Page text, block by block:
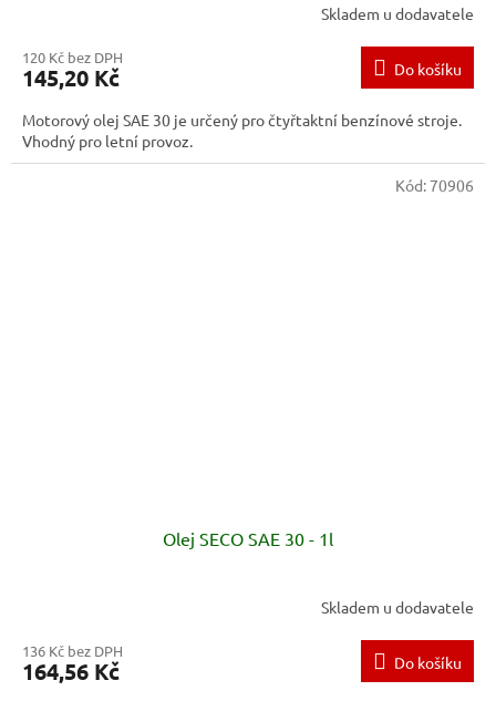
Skladem u dodavatele
120 Kč bez DPH
145,20 Kč Do košíku
Motorový olej SAE 30 je určený pro čtyřtaktní benzínové stroje.
Vhodný pro letní provoz.
Olej SECO SAE 30 - 1l
Skladem u dodavatele
136 Kč bez DPH
164,56 Kč Do košíku
Kód: 70906